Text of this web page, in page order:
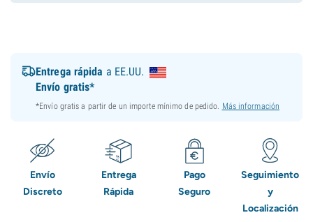
Entrega rápida a EE.UU.
Envío gratis*
*Envío gratis a partir de un importe mínimo de pedido. Más información
Envío
Discreto
Entrega
Rápida
Pago
Seguro
Seguimiento
y
Localización